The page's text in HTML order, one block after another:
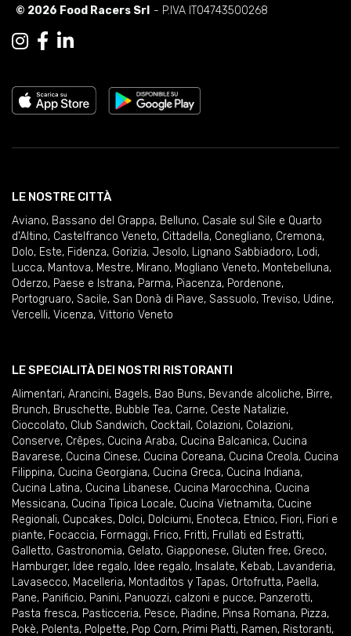
© 2026 Food Racers Srl - P.IVA IT04743500268
LE NOSTRE CITTÀ
Aviano, Bassano del Grappa, Belluno, Casale sul Sile e Quarto
d'Altino, Castelfranco Veneto, Cittadella, Conegliano, Cremona,
Dolo, Este, Fidenza, Gorizia, Jesolo, Lignano Sabbiadoro, Lodi,
Lucca, Mantova, Mestre, Mirano, Mogliano Veneto, Montebelluna,
Oderzo, Paese e Istrana, Parma, Piacenza, Pordenone,
Portogruaro, Sacile, San Donà di Piave, Sassuolo, Treviso, Udine,
Vercelli, Vicenza, Vittorio Veneto
LE SPECIALITÀ DEI NOSTRI RISTORANTI
Alimentari, Arancini, Bagels, Bao Buns, Bevande alcoliche, Birre,
Brunch, Bruschette, Bubble Tea, Carne, Ceste Natalizie,
Cioccolato, Club Sandwich, Cocktail , Colazioni, Colazioni,
Conserve, Crêpes, Cucina Araba, Cucina Balcanica, Cucina
Bavarese, Cucina Cinese, Cucina Coreana, Cucina Creola, Cucina
Filippina, Cucina Georgiana, Cucina Greca, Cucina Indiana,
Cucina Latina, Cucina Libanese, Cucina Marocchina, Cucina
Messicana, Cucina Tipica Locale, Cucina Vietnamita, Cucine
Regionali, Cupcakes, Dolci, Dolciumi, Enoteca, Etnico, Fiori, Fiori e
piante, Focaccia, Formaggi, Frico, Fritti, Frullati ed Estratti,
Galletto, Gastronomia, Gelato, Giapponese, Gluten free, Greco,
Hamburger, Idee regalo, Idee regalo, Insalate, Kebab, Lavanderia,
Lavasecco, Macelleria, Montaditos y Tapas, Ortofrutta, Paella,
Pane, Panificio, Panini, Panuozzi, calzoni e pucce, Panzerotti,
Pasta fresca, Pasticceria, Pesce, Piadine, Pinsa Romana, Pizza,
Pokè, Polenta, Polpette, Pop Corn, Primi Piatti, Ramen, Ristoranti,